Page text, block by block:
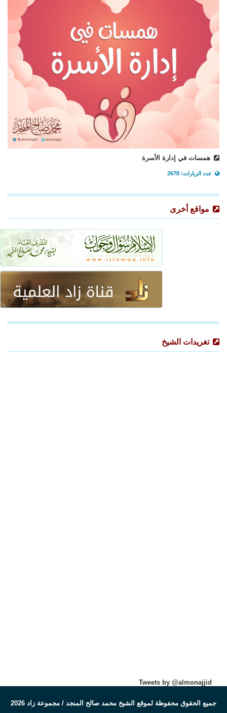
همسات في إدارة الأسرة
عدد الزيارات: 2678
مواقع أخرى
تغريدات الشيخ
Tweets by @almonajjid
جميع الحقوق محفوظة لموقع الشيخ محمد صالح المنجد / مجموعة زاد 2026